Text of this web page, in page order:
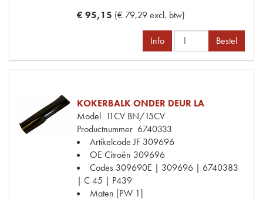
€ 95,15 (€ 79,29 excl. btw)
Info Bestel
KOKERBALK ONDER DEUR LA
Model 11CV BN/15CV
Productnummer 6740333
Artikelcode JF 309696
OE Citroën 309696
Codes 309690E | 309696 | 6740383
| C 45 | P439
Maten [PW 1]